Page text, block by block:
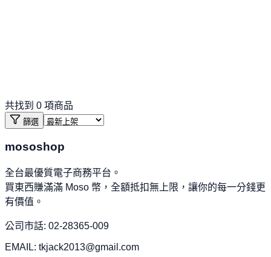
共找到 0 項商品
篩選
mososhop
全台最優質電子商務平台。
買東西賺滿滿 Moso 幣，全額抵扣無上限，讓你的每一分錢更
有價值。
公司市話: 02-28365-009
EMAIL: tkjack2013@gmail.com